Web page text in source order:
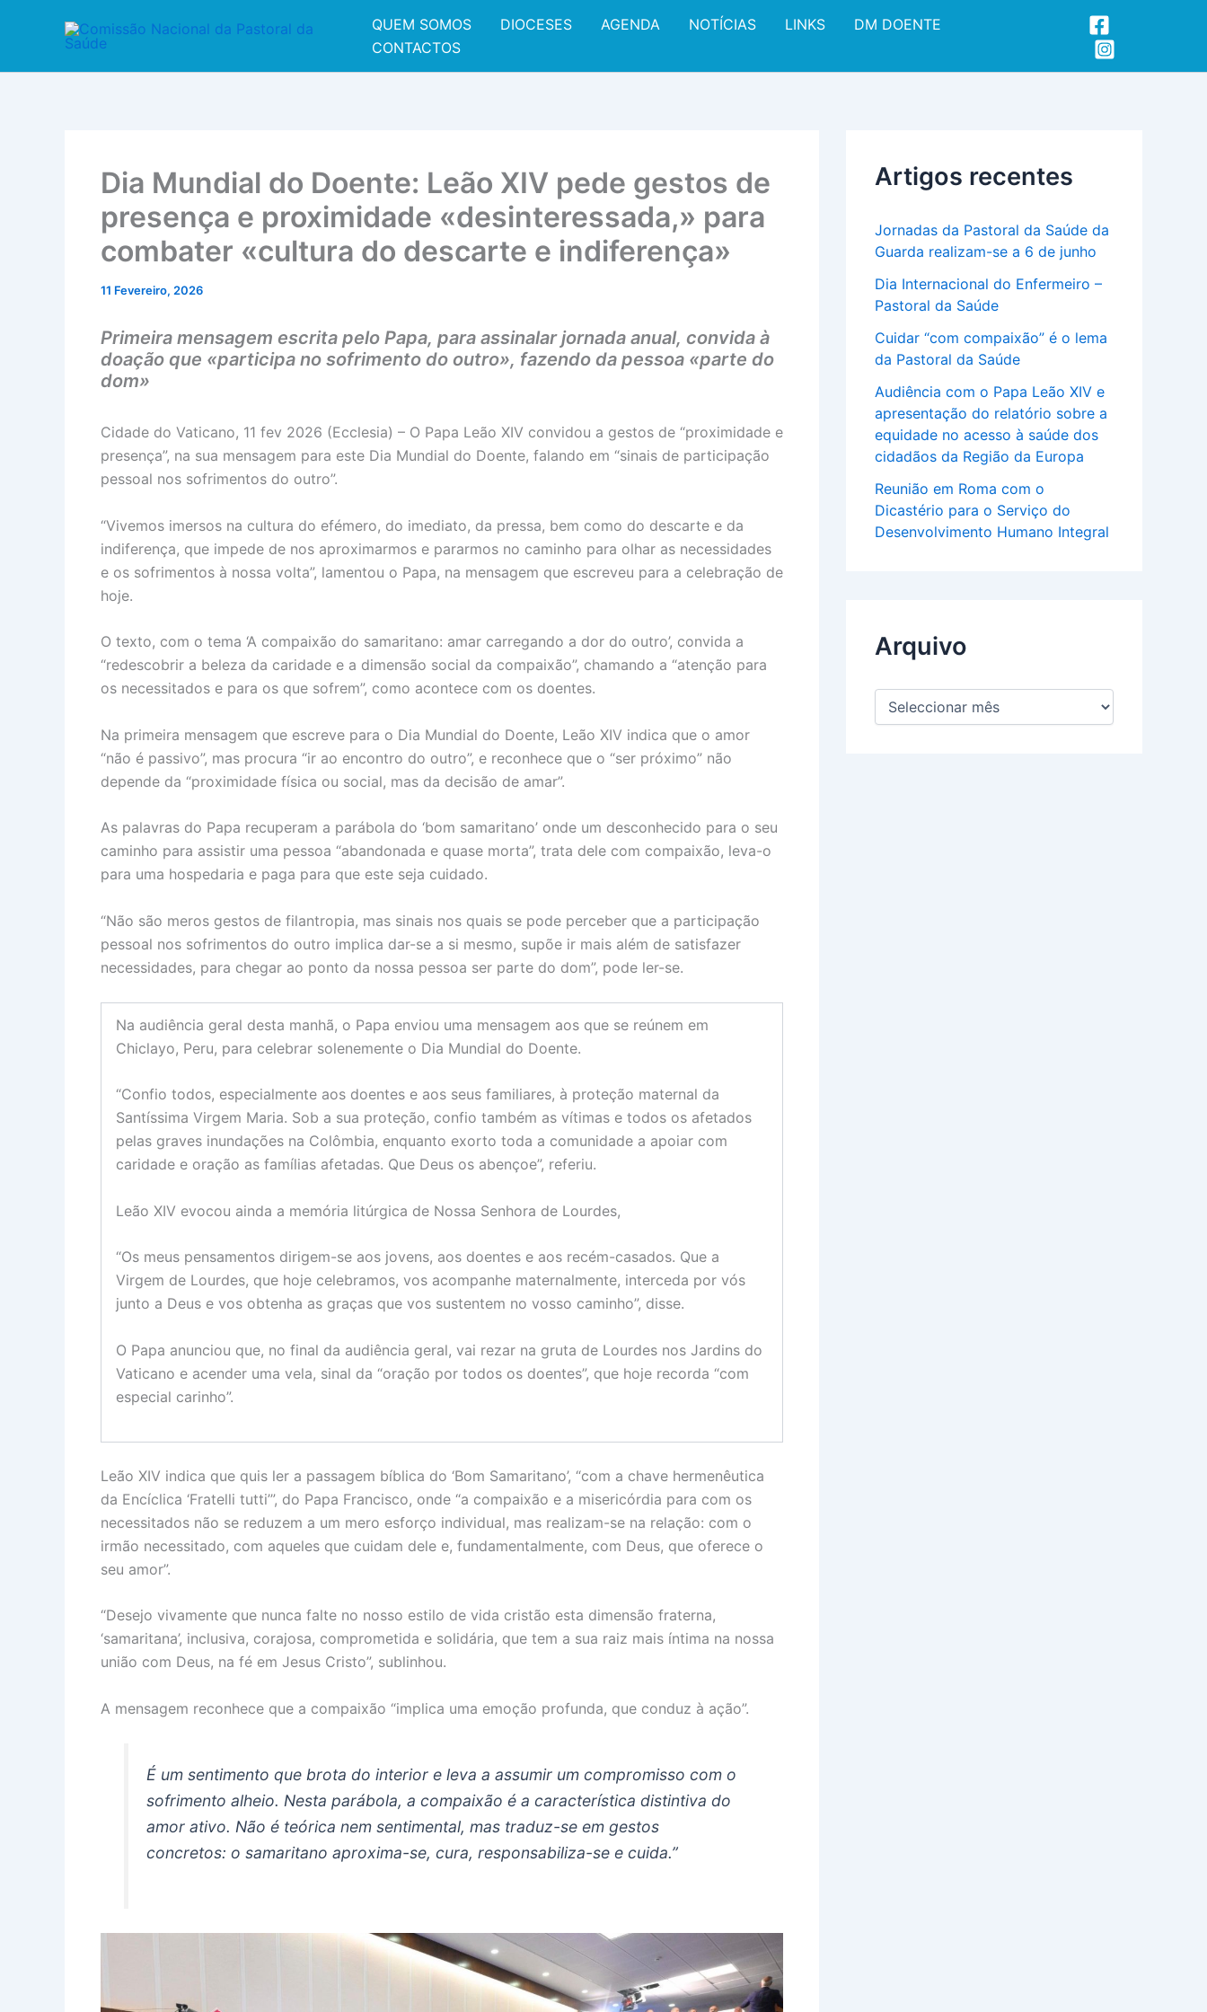
QUEM SOMOS DIOCESES AGENDA NOTÍCIAS LINKS
DM DOENTE
CONTACTOS
Dia Mundial do Doente: Leão XIV pede gestos de
presença e proximidade «desinteressada,» para
combater «cultura do descarte e indiferença»
11 Fevereiro, 2026
Primeira mensagem escrita pelo Papa, para assinalar jornada anual, convida à
doação que «participa no sofrimento do outro», fazendo da pessoa «parte do
dom»
Cidade do Vaticano, 11 fev 2026 (Ecclesia) – O Papa Leão XIV convidou a gestos de “proximidade e
presença”, na sua mensagem para este Dia Mundial do Doente, falando em “sinais de participação
pessoal nos sofrimentos do outro”.
“Vivemos imersos na cultura do efémero, do imediato, da pressa, bem como do descarte e da
indiferença, que impede de nos aproximarmos e pararmos no caminho para olhar as necessidades
e os sofrimentos à nossa volta”, lamentou o Papa, na mensagem que escreveu para a celebração de
hoje.
O texto, com o tema ‘A compaixão do samaritano: amar carregando a dor do outro’, convida a
“redescobrir a beleza da caridade e a dimensão social da compaixão”, chamando a “atenção para
os necessitados e para os que sofrem”, como acontece com os doentes.
Na primeira mensagem que escreve para o Dia Mundial do Doente, Leão XIV indica que o amor
“não é passivo”, mas procura “ir ao encontro do outro”, e reconhece que o “ser próximo” não
depende da “proximidade física ou social, mas da decisão de amar”.
As palavras do Papa recuperam a parábola do ‘bom samaritano’ onde um desconhecido para o seu
caminho para assistir uma pessoa “abandonada e quase morta”, trata dele com compaixão, leva-o
para uma hospedaria e paga para que este seja cuidado.
“Não são meros gestos de filantropia, mas sinais nos quais se pode perceber que a participação
pessoal nos sofrimentos do outro implica dar-se a si mesmo, supõe ir mais além de satisfazer
necessidades, para chegar ao ponto da nossa pessoa ser parte do dom”, pode ler-se.
Na audiência geral desta manhã, o Papa enviou uma mensagem aos que se reúnem em
Chiclayo, Peru, para celebrar solenemente o Dia Mundial do Doente.
“Confio todos, especialmente aos doentes e aos seus familiares, à proteção maternal da
Santíssima Virgem Maria. Sob a sua proteção, confio também as vítimas e todos os afetados
pelas graves inundações na Colômbia, enquanto exorto toda a comunidade a apoiar com
caridade e oração as famílias afetadas. Que Deus os abençoe”, referiu.
Leão XIV evocou ainda a memória litúrgica de Nossa Senhora de Lourdes,
“Os meus pensamentos dirigem-se aos jovens, aos doentes e aos recém-casados. Que a
Virgem de Lourdes, que hoje celebramos, vos acompanhe maternalmente, interceda por vós
junto a Deus e vos obtenha as graças que vos sustentem no vosso caminho”, disse.
O Papa anunciou que, no final da audiência geral, vai rezar na gruta de Lourdes nos Jardins do
Vaticano e acender uma vela, sinal da “oração por todos os doentes”, que hoje recorda “com
especial carinho”.
Leão XIV indica que quis ler a passagem bíblica do ‘Bom Samaritano’, “com a chave hermenêutica
da Encíclica ‘Fratelli tutti’”, do Papa Francisco, onde “a compaixão e a misericórdia para com os
necessitados não se reduzem a um mero esforço individual, mas realizam-se na relação: com o
irmão necessitado, com aqueles que cuidam dele e, fundamentalmente, com Deus, que oferece o
seu amor”.
“Desejo vivamente que nunca falte no nosso estilo de vida cristão esta dimensão fraterna,
‘samaritana’, inclusiva, corajosa, comprometida e solidária, que tem a sua raiz mais íntima na nossa
união com Deus, na fé em Jesus Cristo”, sublinhou.
A mensagem reconhece que a compaixão “implica uma emoção profunda, que conduz à ação”.
É um sentimento que brota do interior e leva a assumir um compromisso com o
sofrimento alheio. Nesta parábola, a compaixão é a característica distintiva do
amor ativo. Não é teórica nem sentimental, mas traduz-se em gestos
concretos: o samaritano aproxima-se, cura, responsabiliza-se e cuida.”
Artigos recentes
Jornadas da Pastoral da Saúde da
Guarda realizam-se a 6 de junho
Dia Internacional do Enfermeiro –
Pastoral da Saúde
Cuidar “com compaixão” é o lema
da Pastoral da Saúde
Audiência com o Papa Leão XIV e
apresentação do relatório sobre a
equidade no acesso à saúde dos
cidadãos da Região da Europa
Reunião em Roma com o
Dicastério para o Serviço do
Desenvolvimento Humano Integral
Arquivo
r